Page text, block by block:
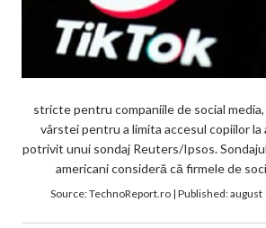
stricte pentru companiile de social
vârstei pentru a limita accesul copiilor
potrivit unui sondaj Reuters/Ipsos.
americani consideră că firmele de
Source:TechnoReport.ro | Published:august